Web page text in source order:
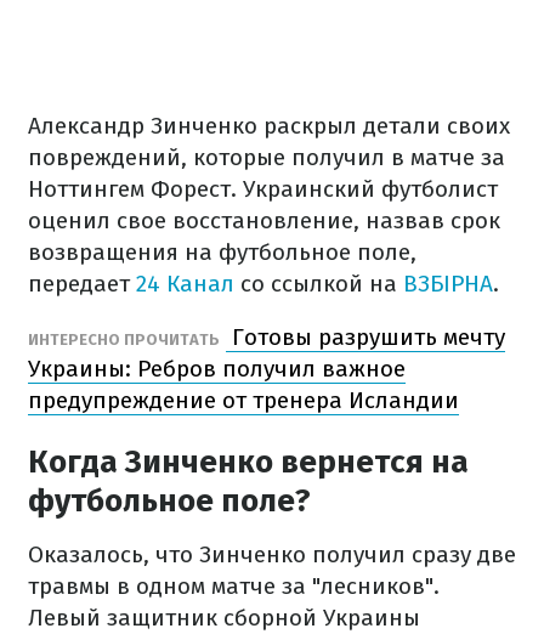
Александр Зинченко раскрыл детали своих
повреждений, которые получил в матче за
Ноттингем Форест. Украинский футболист
оценил свое восстановление, назвав срок
возвращения на футбольное поле,
передает24 Канал со ссылкой на ВЗБІРНА.
ИНТЕРЕСНО ПРОЧИТАТЬ
Готовы разрушить мечту
Украины: Ребров получил важное
предупреждение от тренера Исландии
Когда Зинченко вернется на
футбольное поле?
Оказалось, что Зинченко получил сразу две
травмы в одном матче за "лесников".
Левый защитник сборной Украины